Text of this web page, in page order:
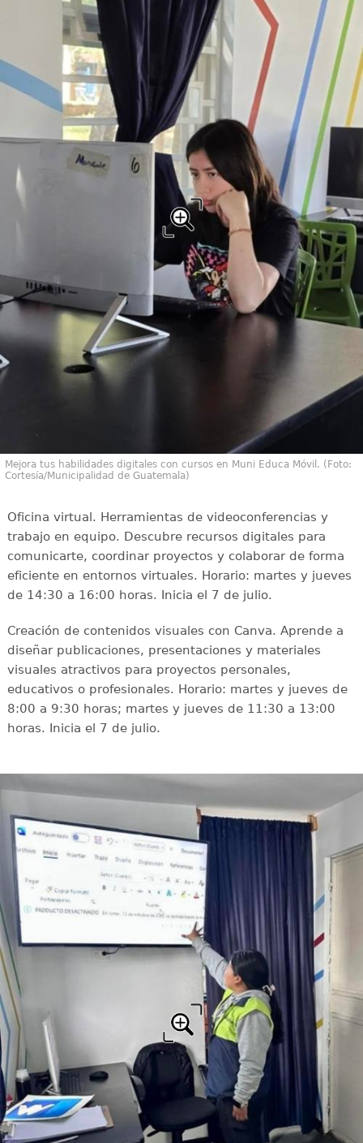
Mejora tus habilidades digitales con cursos en Muni Educa Móvil. (Foto:
Cortesía/Municipalidad de Guatemala)
Oficina virtual. Herramientas de videoconferencias y
trabajo en equipo. Descubre recursos digitales para
comunicarte, coordinar proyectos y colaborar de forma
eficiente en entornos virtuales. Horario: martes y jueves
de 14:30 a 16:00 horas. Inicia el 7 de julio.
Creación de contenidos visuales con Canva. Aprende a
diseñar publicaciones, presentaciones y materiales
visuales atractivos para proyectos personales,
educativos o profesionales. Horario: martes y jueves de
8:00 a 9:30 horas; martes y jueves de 11:30 a 13:00
horas. Inicia el 7 de julio.